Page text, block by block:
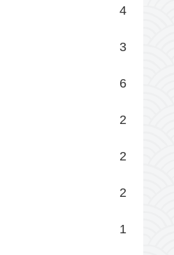
4
3
6
2
2
2
1